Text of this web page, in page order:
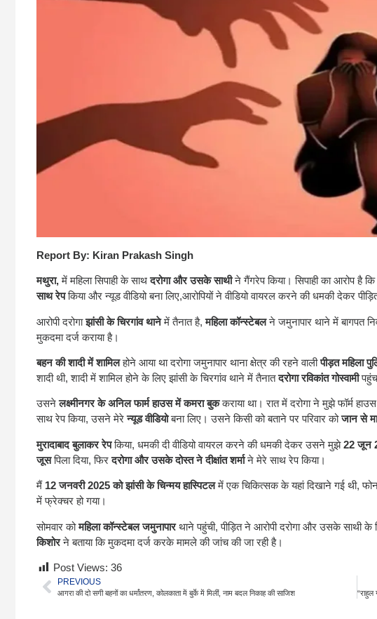
Report By: Kiran Prakash Singh
मथुरा,में महिला सिपाही के साथदरोगा और उसके साथीने गैंगरेप किया। सिपाही का आरोप है कि
साथ रेपकिया और न्यूड वीडियो बना लिए,आरोपियों ने वीडियो वायरल करने की धमकी देकर पीड़ित
आरोपी दरोगाझांसी के चिरगांव थानेमें तैनात है,महिला कॉन्‍स्टेबलने जमुनापार थाने में बागपत
मुकदमा दर्ज कराया है।
बहन की शादी में शामिलहोने आया था दरोगा जमुनापार थाना क्षेत्र की रहने वालीपीड़त महिला
शादी थी, शादी में शामिल होने के लिए झांसी के चिरगांव थाने में तैनातदरोगा रविकांत गोस्वामी
उसनेलक्ष्मीनगर के अनिल फार्म हाउस में कमरा बुककराया था। रात में दरोगा ने मुझे फॉर्म
साथ रेप किया, उसने मेरेन्यूड वीडियोबना लिए। उसने किसी को बताने पर परिवार कोजान से
मुरादाबाद बुलाकर रेपकिया, धमकी दी वीडियो वायरल करने की धमकी देकर उसने मुझे22 जून
जूसपिला दिया, फिरदरोगा और उसके दोस्त ने दीक्षांत शर्माने मेरे साथ रेप किया।
मैं12 जनवरी 2025 को झांसी के चिन्मय हास्पिटलमें एक चिकित्सक के यहां दिखाने गई थी,
में फ्रेक्चर हो गया।
सोमवार कोमहिला कॉन्‍स्टेबल जमुनापारथाने पहुंची, पीड़ित ने आरोपी दरोगा और उसके साथी के
किशोरने बताया कि मुकदमा दर्ज करके मामले की जांच की जा रही है।
Post Views: 36
PREVIOUS
आगरा की दो सगी बहनों का धर्मांतरण, कोलकाता में बुर्के में मिलीं, नाम बदल निकाह की साजिश